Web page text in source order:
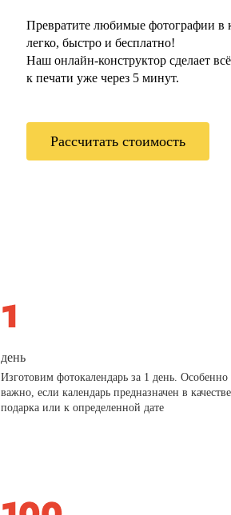
Превратите любимые фотографии в
легко, быстро и бесплатно!
Наш онлайн-конструктор сделает
к печати уже через 5 минут.
Рассчитать стоимость
день
Изготовим фотокалендарь за 1 день. Особенно
важно, если календарь предназначен в качестве
подарка или к определенной дате